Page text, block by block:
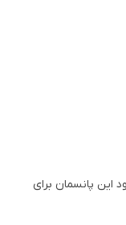
این پانسمان برای